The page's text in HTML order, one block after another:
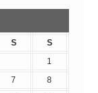
S
S
1
7
8